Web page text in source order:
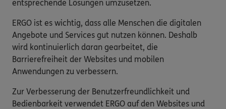
entsprechende Lösungen umzusetzen.
ERGO ist es wichtig, dass alle Menschen die digitalen
Angebote und Services gut nutzen können. Deshalb
wird kontinuierlich daran gearbeitet, die
Barrierefreiheit der Websites und mobilen
Anwendungen zu verbessern.
Zur Verbesserung der Benutzerfreundlichkeit und
Bedienbarkeit verwendet ERGO auf den Websites und